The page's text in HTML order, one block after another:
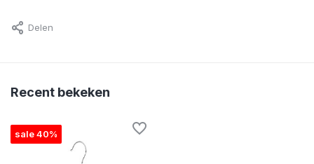
Delen
Recent bekeken
sale 40%